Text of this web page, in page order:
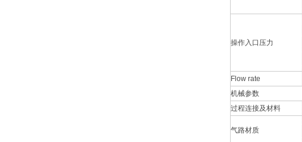
操作入口压力
Flow rate
机械参数
过程连接及材料
气路材质